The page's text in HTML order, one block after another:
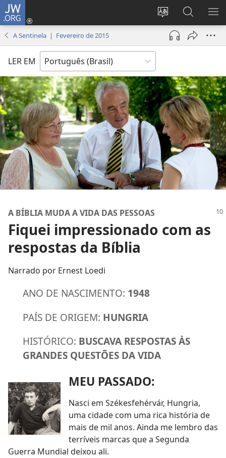
JW.ORG
Mudar
idioma
Log
(abre
janela)
Buscar
no
JW.ORG
A Sentinela | Fevereiro de 2015
LER EM
A BÍBLIA MUDA A VIDA DAS PESSOAS
Fiquei impressionado com as
respostas da Bíblia
Narrado por Ernest Loedi
ANO DE NASCIMENTO: 1948
PAÍS DE ORIGEM: HUNGRIA
HISTÓRICO: BUSCAVA RESPOSTAS ÀS
GRANDES QUESTÕES DA VIDA
MEU PASSADO:
Nasci em Székesfehérvár, Hungria,
uma cidade com uma rica história de
mais de mil anos. Ainda me lembro das
terríveis marcas que a Segunda
Guerra Mundial deixou ali.